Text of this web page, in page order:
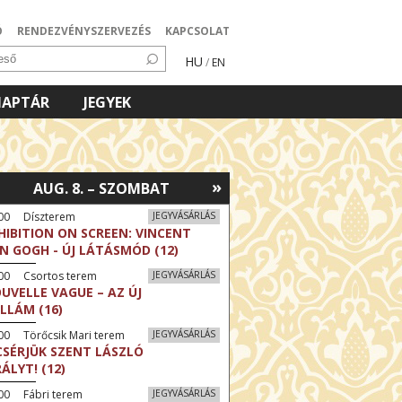
RENDEZVÉNYSZERVEZÉS KAPCSOLAT
HU / EN
JEGYEK
»
AUG. 8. – SZOMBAT
JEGYVÁSÁRLÁS
Díszterem
ON SCREEN: VINCENT
GOGH - ÚJ LÁTÁSMÓD (12)
JEGYVÁSÁRLÁS
Csortos terem
VAGUE – AZ ÚJ
(16)
JEGYVÁSÁRLÁS
Törőcsik Mari terem
SZENT LÁSZLÓ
(12)
JEGYVÁSÁRLÁS
Fábri terem